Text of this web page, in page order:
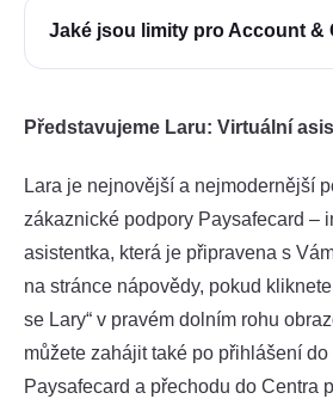
Jaké jsou limity pro Account &
Představujeme Laru: Virtuální
Lara je nejnovější a nejmodernější
zákaznické podpory Paysafecard –
asistentka, která je připravena s
na stránce nápovědy, pokud
se Lary“ v pravém dolním rohu
můžete zahájit také po přihlášení do
Paysafecard a přechodu do Centra